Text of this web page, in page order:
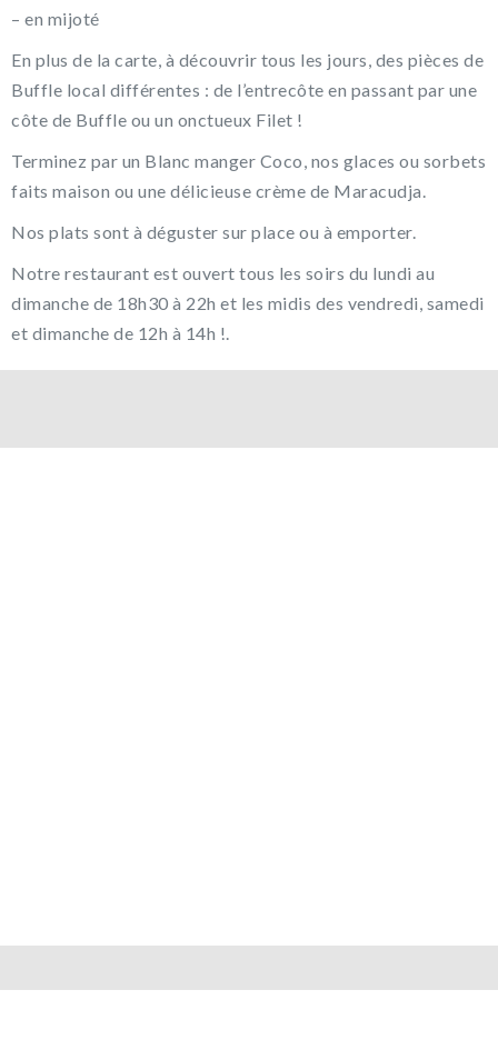
– en mijoté
En plus de la carte, à découvrir tous les jours, des pièces de
Buffle local différentes : de l’entrecôte en passant par une
côte de Buffle ou un onctueux Filet !
Terminez par un Blanc manger Coco, nos glaces ou sorbets
faits maison ou une délicieuse crème de Maracudja.
Nos plats sont à déguster sur place ou à emporter.
Notre restaurant est ouvert tous les soirs du lundi au
dimanche de 18h30 à 22h et les midis des vendredi, samedi
et dimanche de 12h à 14h !.